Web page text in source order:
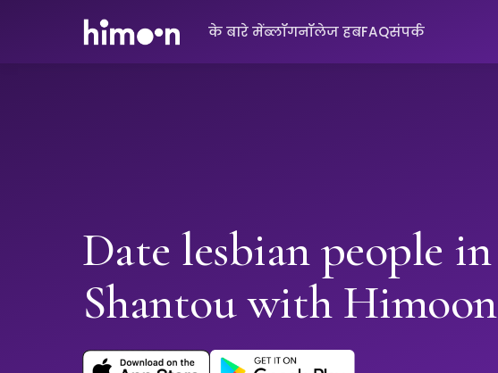
के बारे मेंब्लॉगनॉलेज हबFAQसंपर्क
Date lesbian people in
Shantou with Himoon